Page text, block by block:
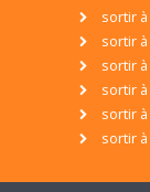
sortir à
sortir à
sortir à
sortir à
sortir à
sortir à